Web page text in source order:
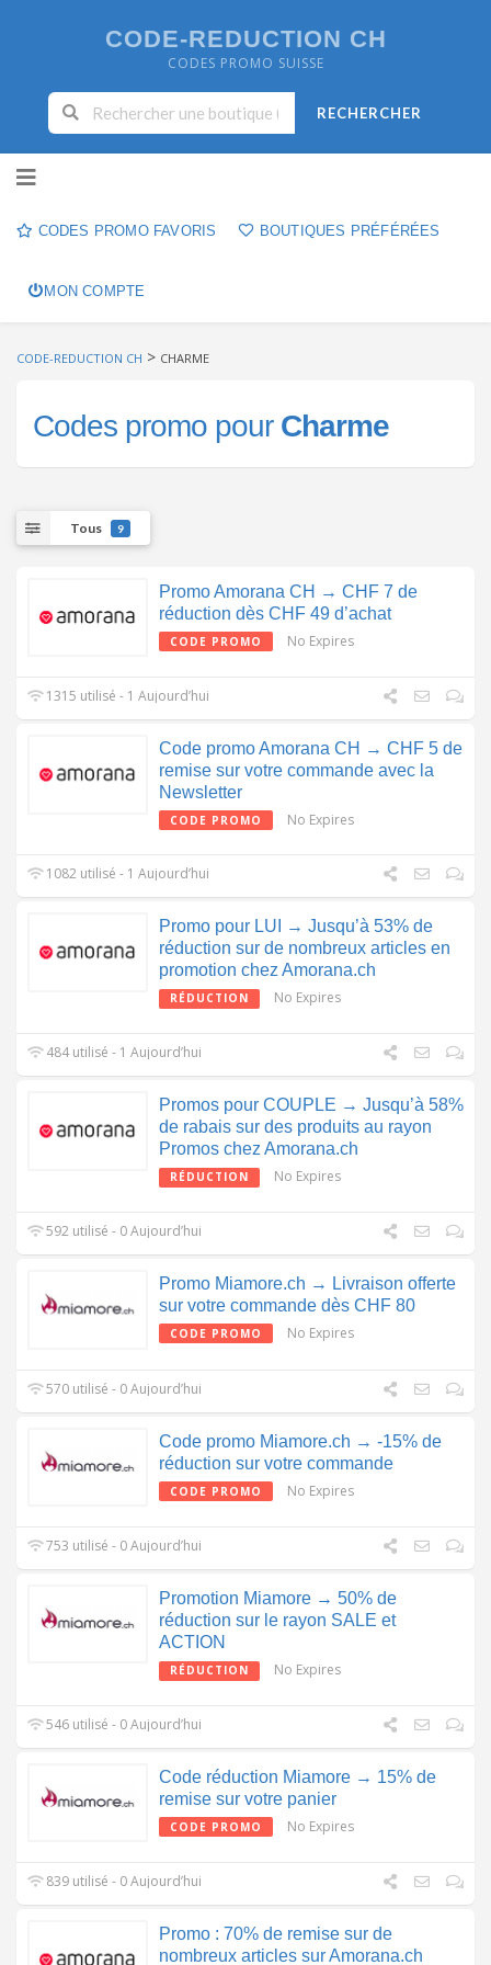
CODE-REDUCTION CH
CODES PROMO SUISSE
RECHERCHER
CODES PROMO FAVORIS BOUTIQUES PRÉFÉRÉES
MON COMPTE
CODE-REDUCTION CH > CHARME
Codes promo pour Charme
Tous 9
Promo Amorana CH → CHF 7 de
réduction dès CHF 49 d’achat
CODE PROMO No Expires
1315 utilisé - 1 Aujourd’hui
Code promo Amorana CH → CHF 5 de
remise sur votre commande avec la
Newsletter
CODE PROMO No Expires
1082 utilisé - 1 Aujourd’hui
Promo pour LUI → Jusqu’à 53% de
réduction sur de nombreux articles en
promotion chez Amorana.ch
RÉDUCTION No Expires
484 utilisé - 1 Aujourd’hui
Promos pour COUPLE → Jusqu’à 58%
de rabais sur des produits au rayon
Promos chez Amorana.ch
RÉDUCTION No Expires
592 utilisé - 0 Aujourd’hui
Promo Miamore.ch → Livraison offerte
sur votre commande dès CHF 80
CODE PROMO No Expires
570 utilisé - 0 Aujourd’hui
Code promo Miamore.ch → -15% de
réduction sur votre commande
CODE PROMO No Expires
753 utilisé - 0 Aujourd’hui
Promotion Miamore → 50% de
réduction sur le rayon SALE et
ACTION
RÉDUCTION No Expires
546 utilisé - 0 Aujourd’hui
Code réduction Miamore → 15% de
remise sur votre panier
CODE PROMO No Expires
839 utilisé - 0 Aujourd’hui
Promo : 70% de remise sur de
nombreux articles sur Amorana.ch